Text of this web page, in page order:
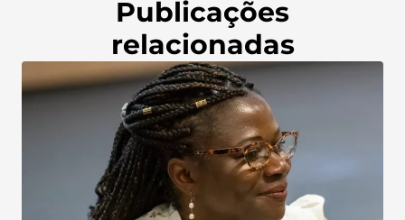
Publicações
relacionadas